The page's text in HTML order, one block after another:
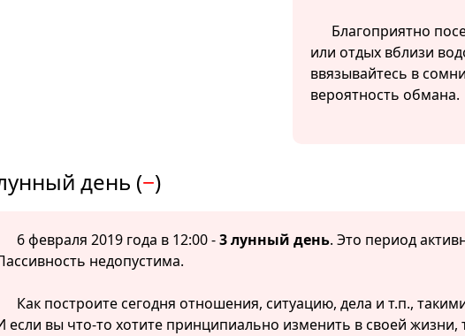
Благоприятно
или отдых вблизи
ввязывайтесь в
вероятность обмана.
день (−)
6 февраля 2019 года в 12:00 -3 лунный день. Это период
недопустима.
Как построите сегодня отношения, ситуацию, дела и т.п.,
если вы что-то хотите принципиально изменить в своей жизни,